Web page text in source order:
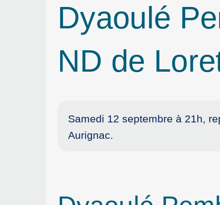
Dyaoulé
ND de
Samedi 12 septembre à 21h,
Aurignac.